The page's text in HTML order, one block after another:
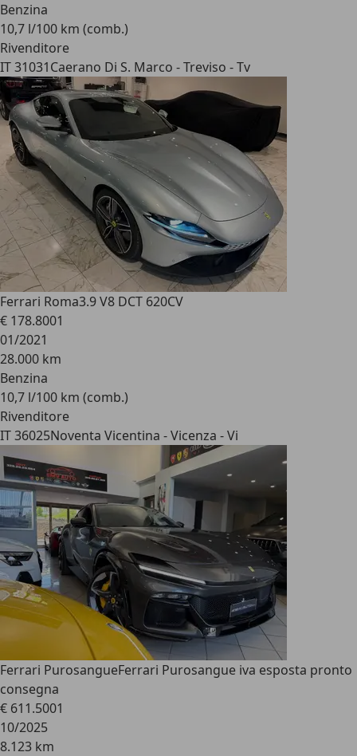
Benzina
10,7 l/100 km (comb.)
Rivenditore
IT 31031Caerano Di S. Marco - Treviso - Tv
Ferrari Roma3.9 V8 DCT 620CV
€ 178.8001
01/2021
28.000 km
Benzina
10,7 l/100 km (comb.)
Rivenditore
IT 36025Noventa Vicentina - Vicenza - Vi
Ferrari PurosangueFerrari Purosangue iva esposta pronto
consegna
€ 611.5001
10/2025
8.123 km